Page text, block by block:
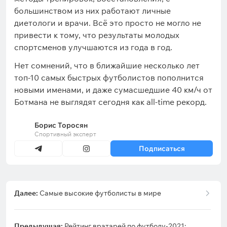
большинством из них работают личные
диетологи и врачи. Всё это просто не могло не
привести к тому, что результаты молодых
спортсменов улучшаются из года в год.
Нет сомнений, что в ближайшие несколько лет
топ-10 самых быстрых футболистов пополнится
новыми именами, и даже сумасшедшие 40 км/ч от
Ботмана не выглядят сегодня как all-time рекорд.
Борис Торосян
Спортивный эксперт
Подписаться
Далее: Самые высокие футболисты в мире